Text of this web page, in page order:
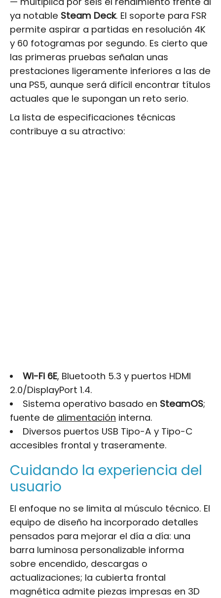
ya notable Steam Deck. El soporte para FSR
permite aspirar a partidas en resolución 4K
y 60 fotogramas por segundo. Es cierto que
las primeras pruebas señalan unas
prestaciones ligeramente inferiores a las de
una PS5, aunque será difícil encontrar títulos
actuales que le supongan un reto serio.
La lista de especificaciones técnicas
contribuye a su atractivo:
Wi-Fi 6E, Bluetooth 5.3 y puertos HDMI
2.0/DisplayPort 1.4.
Sistema operativo basado en SteamOS;
fuente de alimentación interna.
Diversos puertos USB Tipo-A y Tipo-C
accesibles frontal y traseramente.
Cuidando la experiencia del
usuario
El enfoque no se limita al músculo técnico. El
equipo de diseño ha incorporado detalles
pensados para mejorar el día a día: una
barra luminosa personalizable informa
sobre encendido, descargas o
actualizaciones; la cubierta frontal
magnética admite piezas impresas en 3D